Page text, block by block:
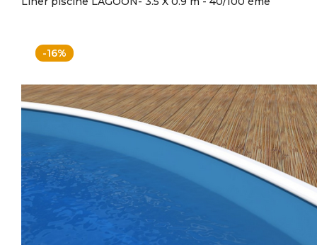
-16%